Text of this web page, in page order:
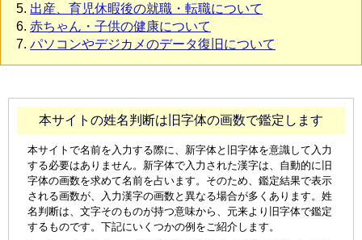
出産、育児休暇後の就職・転職について
赤ちゃん・子供の健康について
パソコンやデジカメのデータ復旧について
本サイトの姓名判断は旧字体の画数で鑑定します
本サイトで名前を入力する際に、新字体と旧字体を意識して入力
する必要はありません。新字体で入力された漢字は、自動的に旧
字体の画数を求めて名前を占います。そのため、鑑定結果で表示
される画数が、入力漢字の画数と異なる場合が多くあります。姓
名判断は、文字そのものが持つ意味から、元来より旧字体で鑑定
するものです。下記にいくつかの例をご紹介します。